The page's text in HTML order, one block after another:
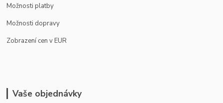
Možnosti platby
Možnosti dopravy
Zobrazení cen v EUR
Vaše objednávky